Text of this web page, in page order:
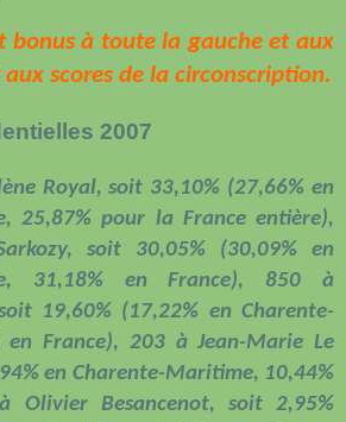
bonus à toute la gauche et aux
scores de la circonscription.
2007
Royal, soit 33,10% (27,66% en
25,87% pour la France entière),
soit 30,05% (30,09% en
31,18% en France), 850 à
19,60% (17,22% en Charente-
France), 203 à Jean-Marie Le
en Charente-Maritime, 10,44%
Olivier Besancenot, soit 2,95%